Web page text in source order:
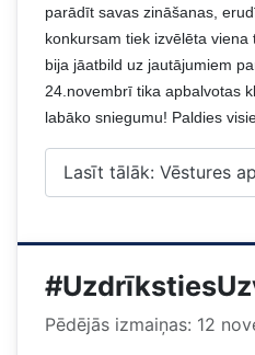
parādīt savas zināšanas,
konkursam tiek izvēlēta
bija jāatbild uz jautājumiem
24.novembrī tika apbalvotas
labāko sniegumu! Paldies
Lasīt tālāk: Vēstures
Pēdējās izmaiņas: 12